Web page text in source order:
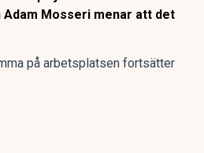
Mosseri menar att det
på arbetsplatsen fortsätter